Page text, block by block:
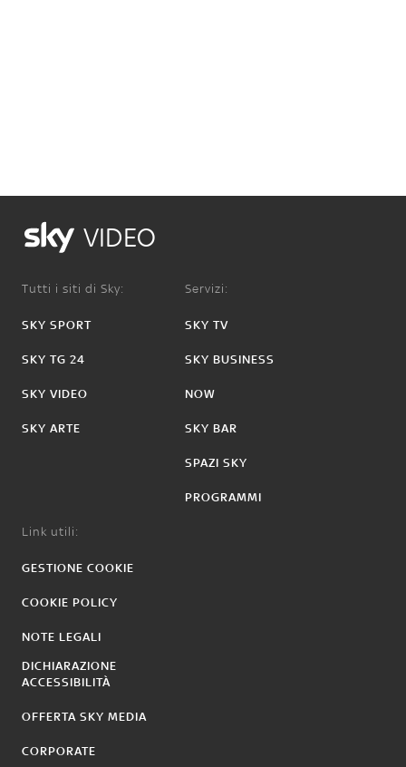
VIDEO
Tutti i siti di Sky:
SKY SPORT
SKY TG 24
SKY VIDEO
SKY ARTE
Servizi:
SKY TV
SKY BUSINESS
NOW
SKY BAR
SPAZI SKY
PROGRAMMI
Link utili:
GESTIONE COOKIE
COOKIE POLICY
NOTE LEGALI
DICHIARAZIONE
ACCESSIBILITÀ
OFFERTA SKY MEDIA
CORPORATE